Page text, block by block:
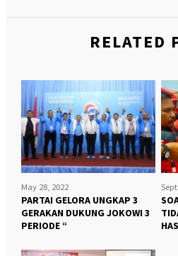
RELATED
May 28, 2022
PARTAI GELORA UNGKAP 3
GERAKAN DUKUNG JOKOWI 3
PERIODE “